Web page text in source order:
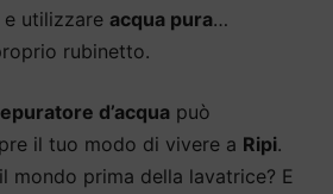
utilizzare acqua pura…
rubinetto.
d’acqua può
il tuo modo di vivere a Ripi.
mondo prima della lavatrice? E